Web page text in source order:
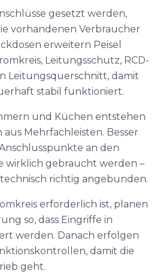
gesetzt werden,
vorhandenen Verbraucher
erweitern Peisel
Leitungsschutz, RCD-
Leitungsquerschnitt, damit
stabil funktioniert.
und Küchen entstehen
Mehrfachleisten. Besser
an den
wirklich gebraucht werden –
richtig angebunden.
erforderlich ist, planen
so, dass Eingriffe in
werden. Danach erfolgen
damit die
geht.